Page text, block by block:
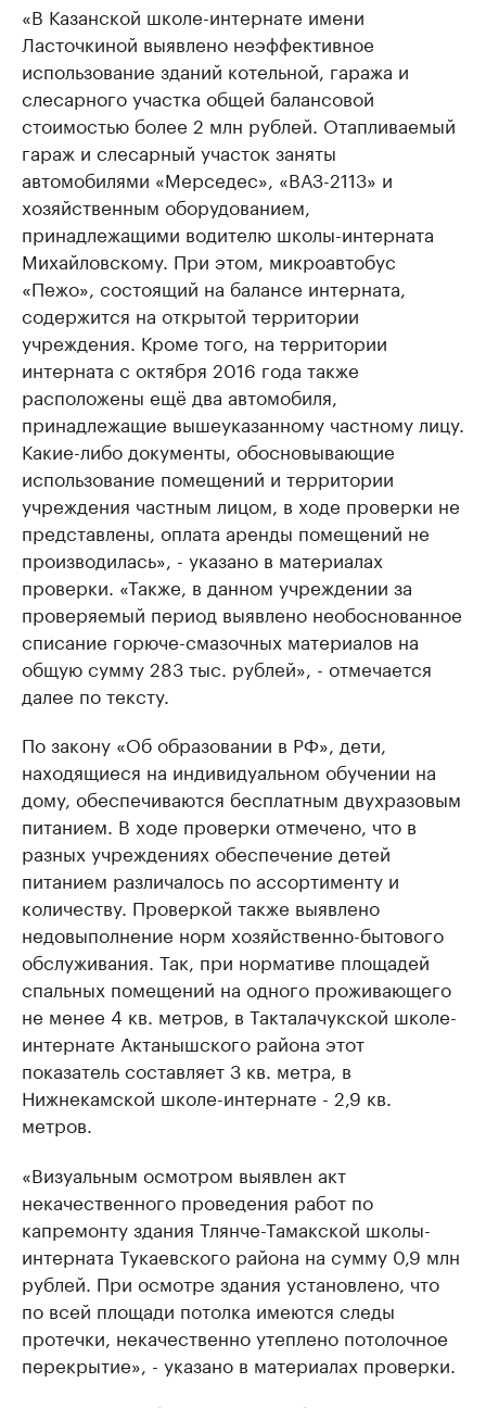
«В Казанской школе-интернате имени
Ласточкиной выявлено неэффективное
использование зданий котельной, гаража и
слесарного участка общей балансовой
стоимостью более 2 млн рублей. Отапливаемый
гараж и слесарный участок заняты
автомобилями «Мерседес», «ВАЗ-2113» и
хозяйственным оборудованием,
принадлежащими водителю школы-интерната
Михайловскому. При этом, микроавтобус
«Пежо», состоящий на балансе интерната,
содержится на открытой территории
учреждения. Кроме того, на территории
интерната с октября 2016 года также
расположены ещё два автомобиля,
принадлежащие вышеуказанному частному лицу.
Какие-либо документы, обосновывающие
использование помещений и территории
учреждения частным лицом, в ходе проверки не
представлены, оплата аренды помещений не
производилась», - указано в материалах
проверки. «Также, в данном учреждении за
проверяемый период выявлено необоснованное
списание горюче-смазочных материалов на
общую сумму 283 тыс. рублей», - отмечается
далее по тексту.
По закону «Об образовании в РФ», дети,
находящиеся на индивидуальном обучении на
дому, обеспечиваются бесплатным двухразовым
питанием. В ходе проверки отмечено, что в
разных учреждениях обеспечение детей
питанием различалось по ассортименту и
количеству. Проверкой также выявлено
недовыполнение норм хозяйственно-бытового
обслуживания. Так, при нормативе площадей
спальных помещений на одного проживающего
не менее 4 кв. метров, в Такталачукской школе-
интернате Актанышского района этот
показатель составляет 3 кв. метра, в
Нижнекамской школе-интернате - 2,9 кв.
метров.
«Визуальным осмотром выявлен акт
некачественного проведения работ по
капремонту здания Тлянче-Тамакской школы-
интерната Тукаевского района на сумму 0,9 млн
рублей. При осмотре здания установлено, что
по всей площади потолка имеются следы
протечки, некачественно утеплено потолочное
перекрытие», - указано в материалах проверки.